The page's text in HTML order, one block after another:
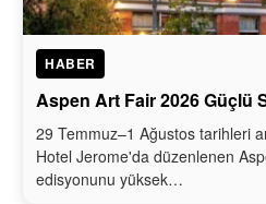
HABER
Aspen Art Fair 2026 Güçlü
29 Temmuz–1 Ağustos tarihleri
Hotel Jerome'da düzenlenen
edisyonunu yüksek…